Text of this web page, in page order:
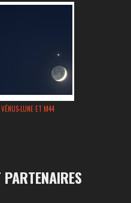
VÉNUS-LUNE ET M44
PARTENAIRES